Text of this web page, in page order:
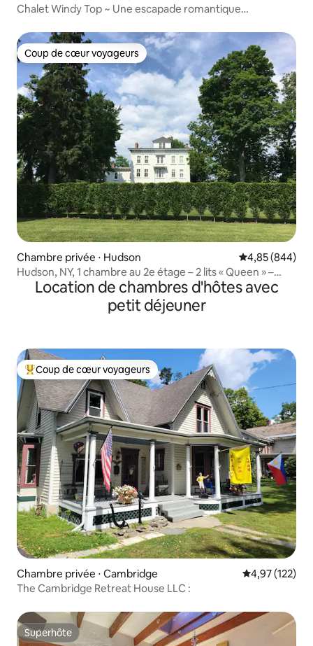
Chalet Windy Top ~ Une escapade romantique
Coup de cœur voyageurs
Coup de cœur voyageurs
Chambre privée ⋅ Hudson Évaluation
4,85 (844)
Hudson, NY, 1 chambre au 2e étage – 2 lits « Queen » –
salle de bain complète
Location de chambres d'hôtes avec
petit déjeuner
Coups de cœur voyageurs les plus appréciés
Coup de cœur voyageurs
Chambre privée ⋅ Cambridge Évaluation
4,97 (122)
The Cambridge Retreat House LLC :
Superhôte
Superhôte